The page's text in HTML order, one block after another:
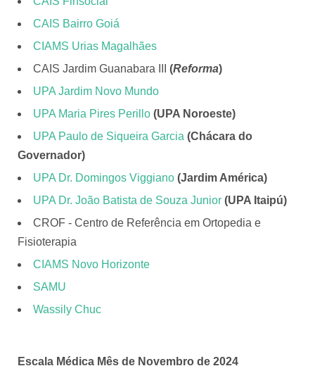
CAIS Bairro Goiá
CIAMS Urias Magalhães
CAIS Jardim Guanabara III (Reforma)
UPA Jardim Novo Mundo
UPA Maria Pires Perillo (UPA Noroeste)
UPA Paulo de Siqueira Garcia (Chácara do
Governador)
UPA Dr. Domingos Viggiano (Jardim América)
UPA Dr. João Batista de Souza Junior (UPA Itaipú)
CROF - Centro de Referência em Ortopedia e
Fisioterapia
CIAMS Novo Horizonte
SAMU
Wassily Chuc
Escala Médica Mês de Novembro de 2024